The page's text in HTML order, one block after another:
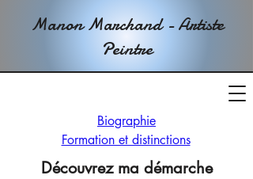
Manon Marchand - Artiste
Peintre
Biographie
Formation et distinctions
Découvrez ma démarche